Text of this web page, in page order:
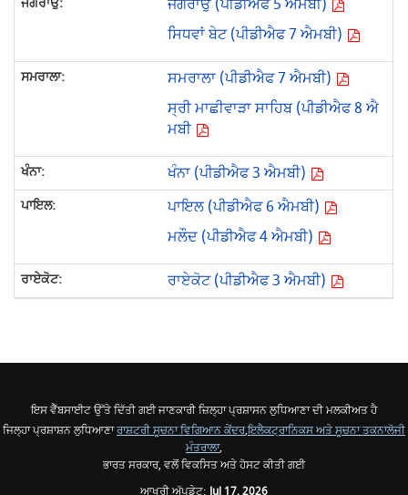
ਜਗਰਾਉਂ (ਪੀਡੀਐਫ 5 ਐਮਬੀ)
ਸਿਧਵਾਂ ਬੇਟ (ਪੀਡੀਐਫ 7 ਐਮਬੀ)
ਸਮਰਾਲਾ (ਪੀਡੀਐਫ 7 ਐਮਬੀ)
ਸ੍ਰੀ ਮਾਛੀਵਾੜਾ ਸਾਹਿਬ (ਪੀਡੀਐਫ 8 ਐ
ਮਬੀ
ਖੰਨਾ (ਪੀਡੀਐਫ 3 ਐਮਬੀ)
ਪਾਇਲ (ਪੀਡੀਐਫ 6 ਐਮਬੀ)
ਮਲੌਦ (ਪੀਡੀਐਫ 4 ਐਮਬੀ)
ਰਾਏਕੋਟ (ਪੀਡੀਐਫ 3 ਐਮਬੀ)
ਇਸ ਵੈੱਬਸਾਈਟ ਉੱਤੇ ਦਿੱਤੀ ਗਈ ਜਾਣਕਾਰੀ ਜ਼ਿਲ੍ਹਾ ਪ੍ਰਸ਼ਾਸਨ ਲੁਧਿਆਣਾ ਦੀ ਮਲਕੀਅਤ ਹੈ
ਜਿਲ੍ਹਾ ਪ੍ਰਸ਼ਾਸ਼ਨ ਲੁਧਿਆਣਾਰਾਸ਼ਟਰੀ ਸੂਚਨਾ ਵਿਗਿਆਨ ਕੇਂਦਰ,ਇਲੈਕਟ੍ਰਾਨਿਕਸ ਅਤੇ ਸੂਚਨਾ ਤਕਨਾਲੋਜੀ
ਮੰਤਰਾਲਾ,
ਭਾਰਤ ਸਰਕਾਰ, ਵਲੋਂ ਵਿਕਸਿਤ ਅਤੇ ਹੋਸਟ ਕੀਤੀ ਗਈ
ਆਖਰੀ ਅੱਪਡੇਟ: Jul 17, 2026